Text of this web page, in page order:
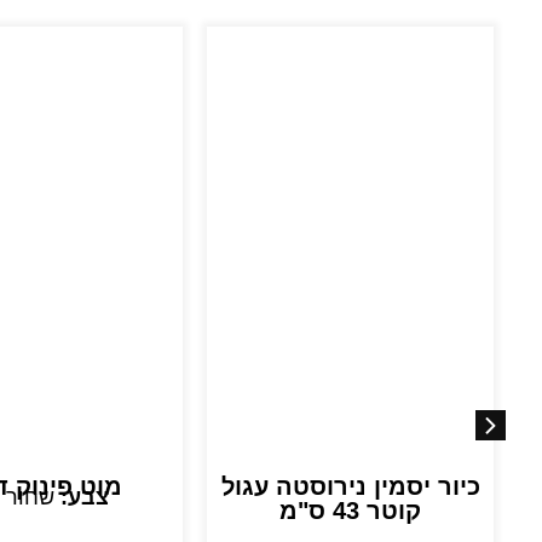
כיור יסמין נירוסטה עגול
קוטר 43 ס"מ
מוט פינוק
צבע: